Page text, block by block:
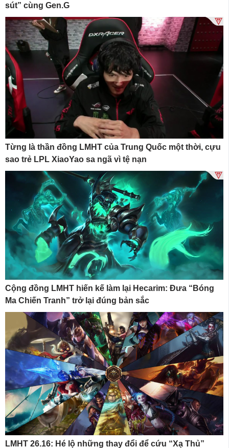
sút” cùng Gen.G
Từng là thần đồng LMHT của Trung Quốc một thời, cựu
sao trẻ LPL XiaoYao sa ngã vì tệ nạn
Cộng đồng LMHT hiến kế làm lại Hecarim: Đưa “Bóng
Ma Chiến Tranh” trở lại đúng bản sắc
LMHT 26.16: Hé lộ những thay đổi để cứu “Xạ Thủ”